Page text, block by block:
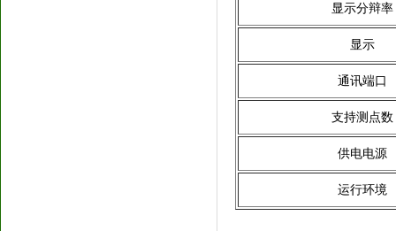
显示分辩率
显示
通讯端口
支持测点数
供电电源
运行环境